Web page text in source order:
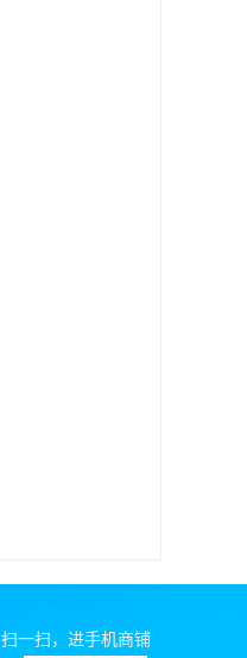
扫一扫，进手机商铺